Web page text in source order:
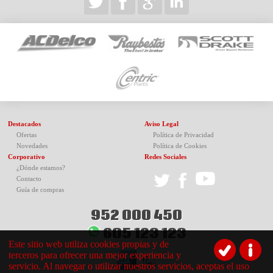
Destacados
Ofertas
Novedades
Corporativo
¿Dónde estamos?
Contacto
Guía de compras
Aviso Legal
Política de Privacidad
Política de Cookies
Redes Sociales
952 000 450
605 123 123
Este sitio web utiliza cookies propias y de
terceros para ofrecer una mejor experiencia y
servicio. Al navegar o utilizar nuestros servicios, aceptas el uso